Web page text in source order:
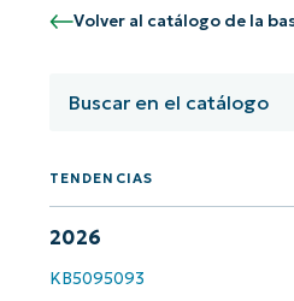
Volver al catálogo de la
TENDENCIAS
2026
KB5095093
Business
Phone
País
Company